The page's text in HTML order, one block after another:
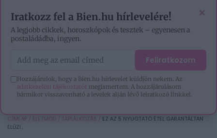
CÍMLAP / ÉLETMÓD / TÁPLÁLKOZÁS / EZ AZ 5 NYUGTATÓ ÉTEL GARANTÁLTAN
ELŰZI...
×
Iratkozz fel a Bien.hu hírlevelére!
A legjobb cikkek, horoszkópok és tesztek – egyenesen a
postaládádba, ingyen.
Feliratkozom
Hozzájárulok, hogy a Bien.hu hírlevelet küldjön nekem. Az
adatkezelési tájékoztatót megismertem. A hozzájárulásom
bármikor visszavonható a levelek alján lévő leiratkozó linkkel.